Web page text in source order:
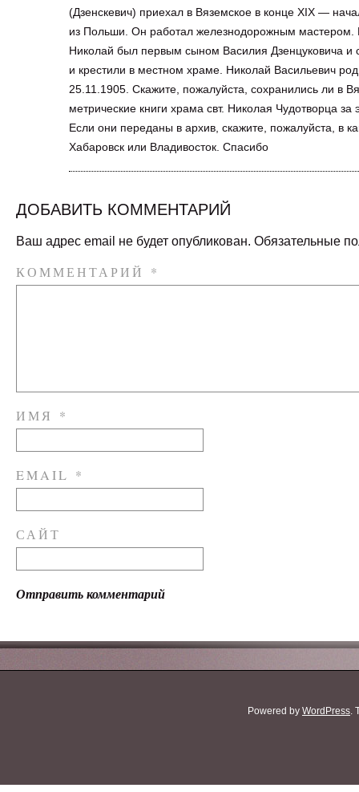
(Дзенскевич) приехал в Вяземское в конце XIX —
из Польши. Он работал железнодорожным
Николай был первым сыном Василия Дзенцуковича и
и крестили в местном храме. Николай Васильевич
25.11.1905. Скажите, пожалуйста, сохранились ли в
метрические книги храма свт. Николая Чудотворца за
Если они переданы в архив, скажите, пожалуйста, в
Хабаровск или Владивосток. Спасибо
ДОБАВИТЬ КОММЕНТАРИЙ
Ваш адрес email не будет опубликован. Обязательные
КОММЕНТАРИЙ *
ИМЯ *
EMAIL *
САЙТ
Powered by WordPress.